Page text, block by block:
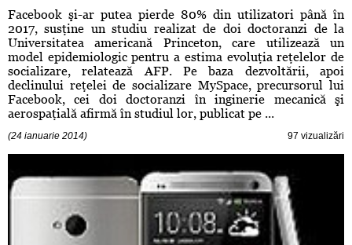
Facebook şi-ar putea pierde 80% din utilizatori până în
2017, susţine un studiu realizat de doi doctoranzi de la
Universitatea americană Princeton, care utilizează un
model epidemiologic pentru a estima evoluţia reţelelor de
socializare, relatează AFP. Pe baza dezvoltării, apoi
declinului reţelei de socializare MySpace, precursorul lui
Facebook, cei doi doctoranzi în inginerie mecanică şi
aerospaţială afirmă în studiul lor, publicat pe ...
(24 ianuarie 2014) 97 vizualizări